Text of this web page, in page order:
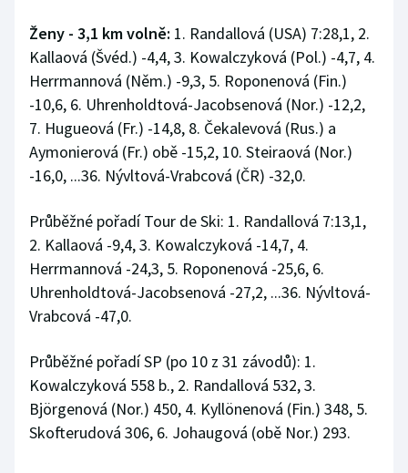
Ženy - 3,1 km volně: 1. Randallová (USA) 7:28,1, 2.
Kallaová (Švéd.) -4,4, 3. Kowalczyková (Pol.) -4,7, 4.
Herrmannová (Něm.) -9,3, 5. Roponenová (Fin.)
-10,6, 6. Uhrenholdtová-Jacobsenová (Nor.) -12,2,
7. Hugueová (Fr.) -14,8, 8. Čekalevová (Rus.) a
Aymonierová (Fr.) obě -15,2, 10. Steiraová (Nor.)
-16,0, ...36. Nývltová-Vrabcová (ČR) -32,0.
Průběžné pořadí Tour de Ski: 1. Randallová 7:13,1,
2. Kallaová -9,4, 3. Kowalczyková -14,7, 4.
Herrmannová -24,3, 5. Roponenová -25,6, 6.
Uhrenholdtová-Jacobsenová -27,2, ...36. Nývltová-
Vrabcová -47,0.
Průběžné pořadí SP (po 10 z 31 závodů): 1.
Kowalczyková 558 b., 2. Randallová 532, 3.
Björgenová (Nor.) 450, 4. Kyllönenová (Fin.) 348, 5.
Skofterudová 306, 6. Johaugová (obě Nor.) 293.